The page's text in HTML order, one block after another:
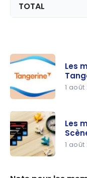
TOTAL
meilleures
cartes de
crédit
Tangerine
Les
1 août
meilleures
Les
1 août